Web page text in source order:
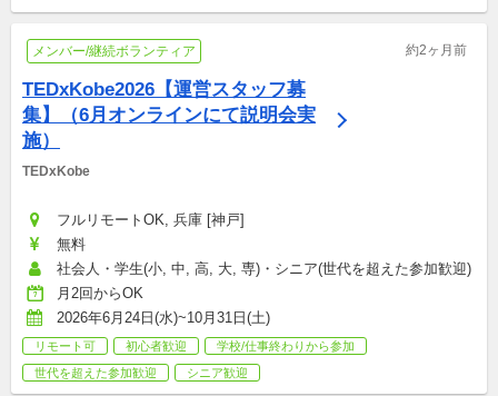
メンバー/継続ボランティア 約2ヶ月前
TEDxKobe2026【運営スタッフ募
集】（6月オンラインにて説明会実
施）
TEDxKobe
フルリモートOK, 兵庫 [神戸]
無料
社会人・学生(小, 中, 高, 大, 専)・シニア(世代を超えた参加歓迎)
月2回からOK
2026年6月24日(水)~10月31日(土)
リモート可 初心者歓迎
学校/仕事終わりから参加
世代を超えた参加歓迎
シニア歓迎